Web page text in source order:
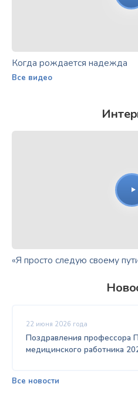
Когда рождается надежда
Все видео
«Я просто следую своему
22 июня 2026 года
Поздравления профессора
медицинского работника
Все новости